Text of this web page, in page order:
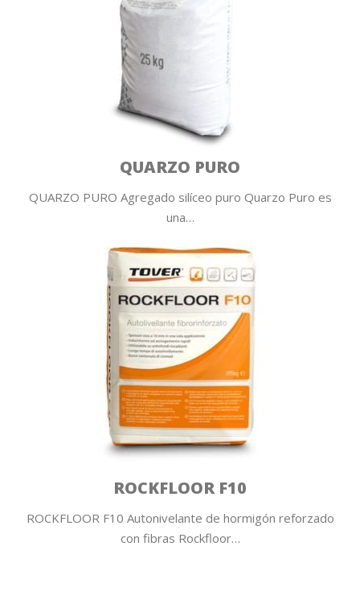
QUARZO PURO
QUARZO PURO Agregado silíceo puro Quarzo Puro es
una…
ROCKFLOOR F10
ROCKFLOOR F10 Autonivelante de hormigón reforzado
con fibras Rockfloor…